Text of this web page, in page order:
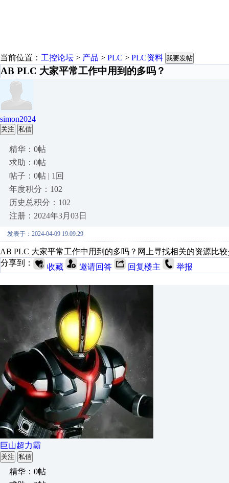
当前位置： 工控论坛 > 产品 > PLC > PLC资料 我要发帖
AB PLC 大家平常工作中用到的多吗？
simon2024
关注 私信
精华：0帖
求助：0帖
帖子：0帖 | 1回
年度积分：102
历史总积分：102
注册：2024年3月03日
发表于：2024-04-09 19:09:29
AB PLC 大家平常工作中用到的多吗？网上寻找相关的资源比
分享到：
收藏 邀请回答 回复楼主 举报
巨山超力霸
关注 私信
精华：0帖